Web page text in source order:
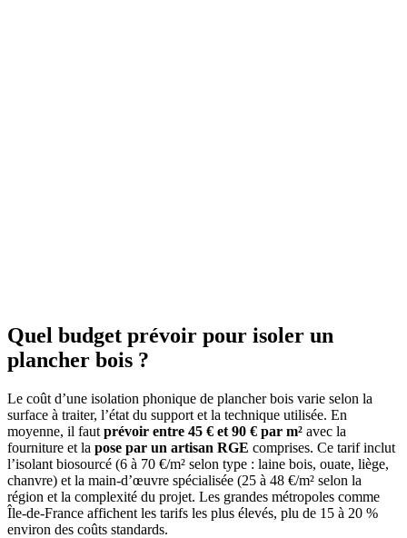
Quel budget prévoir pour isoler un
plancher bois ?
Le coût d’une isolation phonique de plancher bois varie selon la
surface à traiter, l’état du support et la technique utilisée. En
moyenne, il faut prévoir entre 45 € et 90 € par m² avec la
fourniture et la pose par un artisan RGE comprises. Ce tarif inclut
l’isolant biosourcé (6 à 70 €/m² selon type : laine bois, ouate, liège,
chanvre) et la main-d’œuvre spécialisée (25 à 48 €/m² selon la
région et la complexité du projet. Les grandes métropoles comme
Île-de-France affichent les tarifs les plus élevés, plu de 15 à 20 %
environ des coûts standards.